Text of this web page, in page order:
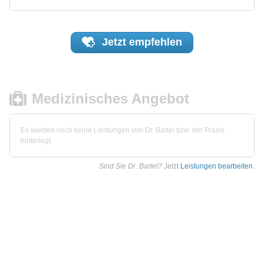
Jetzt empfehlen
Medizinisches Angebot
Es wurden noch keine Leistungen von Dr. Bartel bzw. der Praxis
hinterlegt.
Sind Sie Dr. Bartel? Jetzt Leistungen bearbeiten.